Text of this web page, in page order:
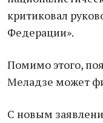
критиковал
Федерации».
Помимо этого,
Меладзе может
С новым